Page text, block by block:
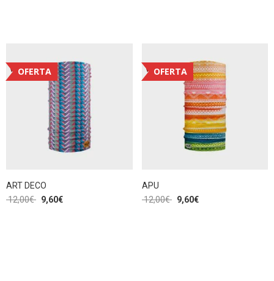
OFERTA
ART DECO
12,00€ 9,60€
OFERTA
APU
12,00€ 9,60€